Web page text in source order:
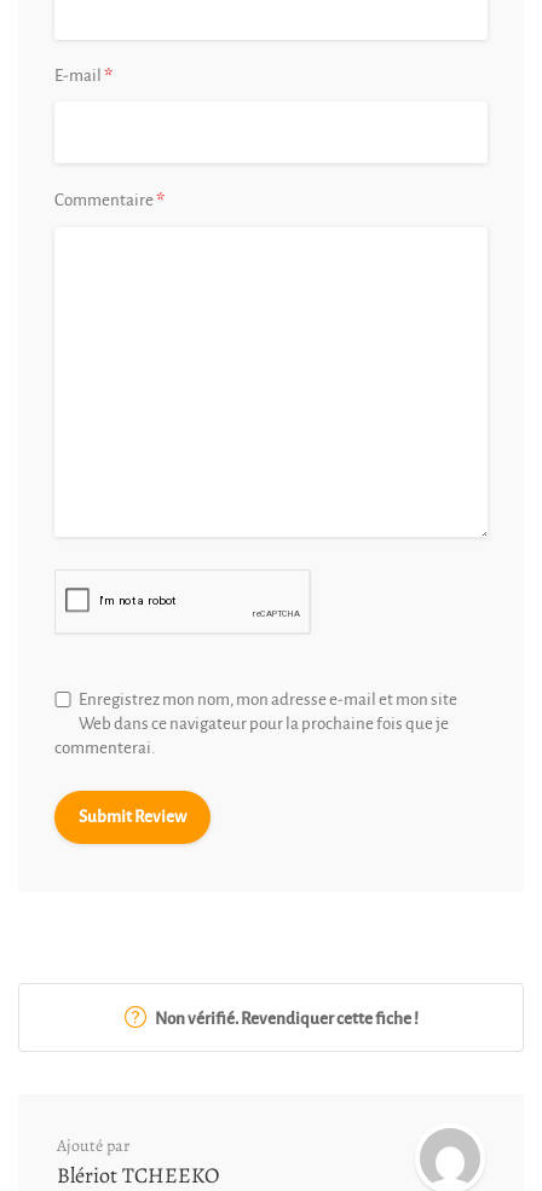
E-mail *
Commentaire*
Enregistrez mon nom, mon adresse e-mail et mon site
Web dans ce navigateur pour la prochaine fois que je
commenterai.
Non vérifié. Revendiquer cette fiche !
Ajouté par
Blériot TCHEEKO